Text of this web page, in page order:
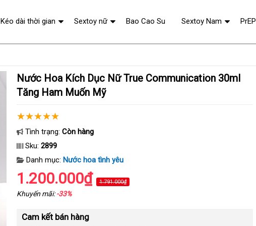
Nước Hoa Kích Dục Nữ True Communication 30ml
Tăng Ham Muốn Mỹ
Tình trạng: Còn hàng
Sku: 2899
Danh mục: Nước hoa tình yêu
1.200.000₫ 1.791.000₫
Khuyến mãi:-33%
Cam kết bán hàng
Kéo dài thời gian Sextoy nữ Bao Cao Su Sextoy Nam PrEP